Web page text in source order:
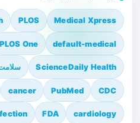
Medical Xpress
PLOS
default-medical
PLOS One
ScienceDaily Health
CDC
PubMed
cancer
cardiology
FDA